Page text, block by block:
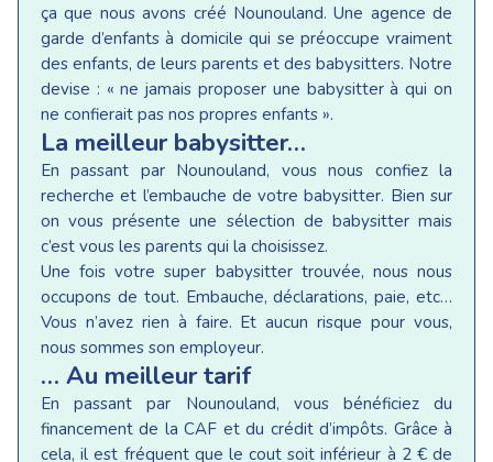
ça que nous avons créé Nounouland. Une agence de
garde d’enfants à domicile qui se préoccupe vraiment
des enfants, de leurs parents et des babysitters. Notre
devise : « ne jamais proposer une babysitter à qui on
ne confierait pas nos propres enfants ».
La meilleur babysitter…
En passant par Nounouland, vous nous confiez la
recherche et l’embauche de votre babysitter. Bien sur
on vous présente une sélection de babysitter mais
c’est vous les parents qui la choisissez.
Une fois votre super babysitter trouvée, nous nous
occupons de tout. Embauche, déclarations, paie, etc…
Vous n’avez rien à faire. Et aucun risque pour vous,
nous sommes son employeur.
… Au meilleur tarif
En passant par Nounouland, vous bénéficiez du
financement de la CAF et du crédit d’impôts. Grâce à
cela, il est fréquent que le cout soit inférieur à 2 € de